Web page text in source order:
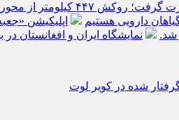
از محورهای خراسان جنوبی
دارویی هستیم
اپلیکیشن
شد.
نمایشگاه ایران و افغانستان در